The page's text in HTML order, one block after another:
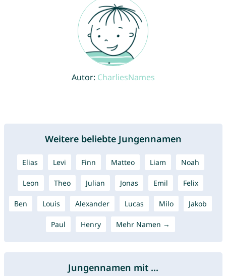
Autor: CharliesNames
Weitere beliebte Jungennamen
Elias Levi Finn Matteo Liam Noah
Leon Theo Julian Jonas Emil Felix
Ben Louis Alexander Lucas Milo Jakob
Paul Henry Mehr Namen →
Jungennamen mit ...